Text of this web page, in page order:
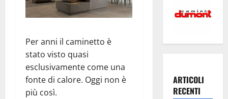
Per anni il caminetto è
stato visto quasi
esclusivamente come una
fonte di calore. Oggi non è
più così.
ARTICOLI
RECENTI